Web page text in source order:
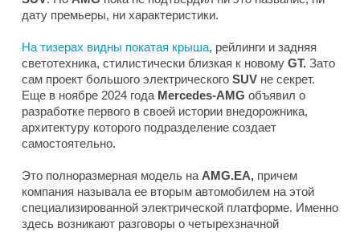
дату премьеры, ни характеристики.
На тизерах видны покатая крыша, рейлинги и задняя
светотехника, стилистически близкая к новому GT. Зато
сам проект большого электрического SUV не секрет.
Еще в ноябре 2024 года Mercedes-AMG объявил о
разработке первого в своей истории внедорожника,
архитектуру которого подразделение создает
самостоятельно.
Это полноразмерная модель наAMG.EA, причем
компания называла ее вторым автомобилем на этой
специализированной электрической платформе. Именно
здесь возникают разговоры о четырехзначной